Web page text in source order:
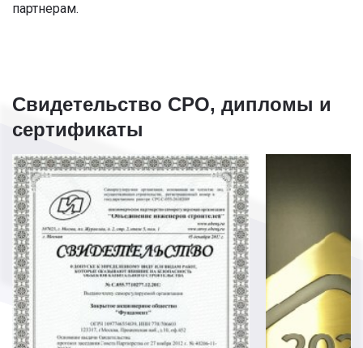
партнерам.
Свидетельство СРО, дипломы и
сертификаты